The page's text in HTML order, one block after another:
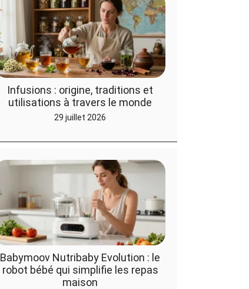
Infusions : origine, traditions et
utilisations à travers le monde
29 juillet 2026
Babymoov Nutribaby Evolution : le
robot bébé qui simplifie les repas
maison